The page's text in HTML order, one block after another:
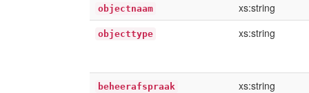
objectnaam xs:string
objecttype xs:string
beheerafspraak xs:string